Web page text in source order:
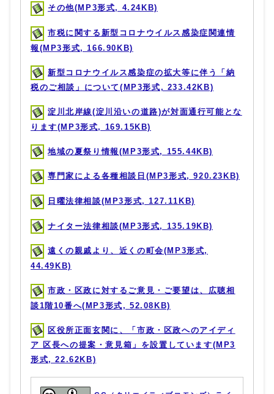
その他(MP3形式, 4.24KB)
市税に関する新型コロナウイルス感染症関連情
報(MP3形式, 166.90KB)
新型コロナウイルス感染症の拡大等に伴う「納
税のご相談」について(MP3形式, 233.42KB)
淀川北岸線(淀川沿いの道路)が対面通行可能とな
ります(MP3形式, 169.15KB)
地域の夏祭り情報(MP3形式, 155.44KB)
専門家による各種相談日(MP3形式, 920.23KB)
日曜法律相談(MP3形式, 127.11KB)
ナイター法律相談(MP3形式, 135.19KB)
遠くの親戚より、近くの町会(MP3形式,
44.49KB)
市政・区政に対するご意見・ご要望は、広聴相
談1階10番へ(MP3形式, 52.08KB)
区役所正面玄関に、「市政・区政へのアイディ
ア 区長への提案・意見箱」を設置しています(MP3
形式, 22.62KB)